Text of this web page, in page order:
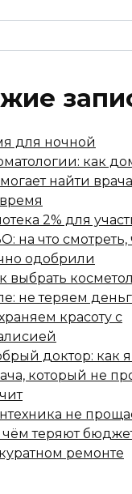
для ночной
как
найти врача
2% для
на что смотреть,
одобрили
выбрать
не теряем
красоту с
доктор: как
который не
не
чём теряют
ремонте